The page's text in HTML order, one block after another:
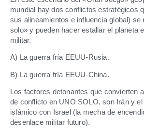
mun­dial hay dos con­flic­tos estra­té­gi­cos
sus ali­nea­mien­tos e influen­cia glo­bal) se
solo» y pue­den hacer esta­llar el pla­ne­ta
militar.
A) La gue­rra fría EEUU-Rusia.
B) La gue­rra fría EEUU-China.
Los fac­to­res deto­nan­tes que con­vier­ten
de con­flic­to en UNO SOLO, son Irán y
islá­mi­co con Israel (la mecha de
des­en­la­ce mili­tar futuro).